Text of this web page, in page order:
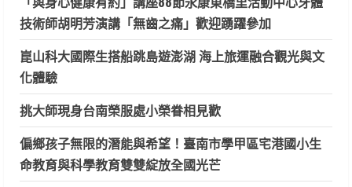
技術師胡明芳演講「無齒之痛」歡迎踴躍參加
崑山科大國際生搭船跳島遊澎湖 海上旅運融合觀光與文
化體驗
挑大師現身台南榮服處小榮眷相見歡
偏鄉孩子無限的潛能與希望！臺南市學甲區宅港國小生
命教育與科學教育雙雙綻放全國光芒